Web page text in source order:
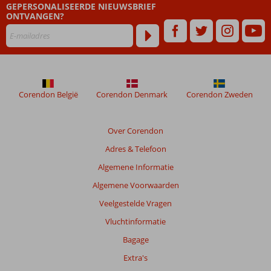
dan
48
niet
weergegeven
om
GEPERSONALISEERDE NIEUWSBRIEF
ONTVANGEN?
Over Corendon
Adres & Telefoon
Algemene Informatie
Algemene Voorwaarden
Veelgestelde Vragen
Vluchtinformatie
Bagage
Extra's
Corendon België Corendon Denmark Corendon Zweden